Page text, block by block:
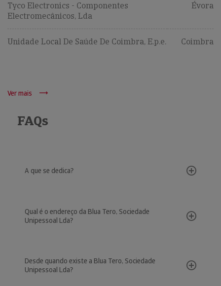
Tyco Electronics - Componentes
Electromecânicos, Lda
Évora
Unidade Local De Saúde De Coimbra, E.p.e. Coimbra
Ver mais
FAQs
A que se dedica?
Qual é o endereço da Blua Tero, Sociedade
Unipessoal Lda?
Desde quando existe a Blua Tero, Sociedade
Unipessoal Lda?